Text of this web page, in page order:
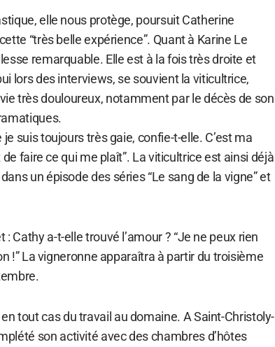
elle nous protège, poursuit Catherine
“très belle expérience”. Quant à Karine Le
remarquable. Elle est à la fois très droite et
lors des interviews, se souvient la viticultrice,
très douloureux, notamment par le décès de son
je suis toujours très gaie, confie-t-elle. C’est ma
faire ce qui me plaît”. La viticultrice est ainsi déjà
un épisode des séries “Le sang de la vigne” et
Cathy a-t-elle trouvé l’amour ? “Je ne peux rien
!” La vigneronne apparaîtra à partir du troisième
tout cas du travail au domaine. A Saint-Christoly-
son activité avec des chambres d’hôtes